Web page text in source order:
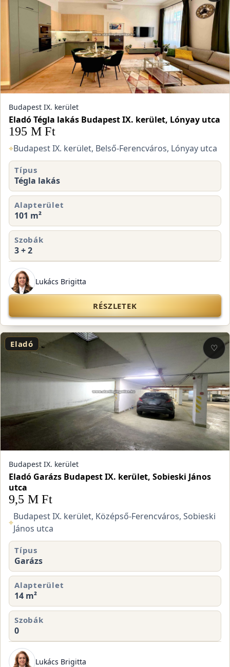
Budapest IX. kerület
Eladó Tégla lakás Budapest IX. kerület, Lónyay utca
195 M Ft
⌖Budapest IX. kerület, Belső-Ferencváros, Lónyay utca
Típus
Tégla lakás
Alapterület
101 m²
Szobák
3 + 2
Lukács Brigitta
RÉSZLETEK
Eladó ♡
Budapest IX. kerület
Eladó Garázs Budapest IX. kerület, Sobieski János
utca
9,5 M Ft
⌖
Budapest IX. kerület, Középső-Ferencváros, Sobieski
János utca
Típus
Garázs
Alapterület
14 m²
Szobák
0
Lukács Brigitta